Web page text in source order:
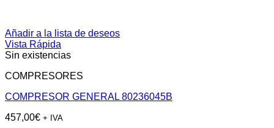
Añadir a la lista de deseos
Vista Rápida
Sin existencias
COMPRESORES
COMPRESOR GENERAL 80236045B
457,00€ + IVA